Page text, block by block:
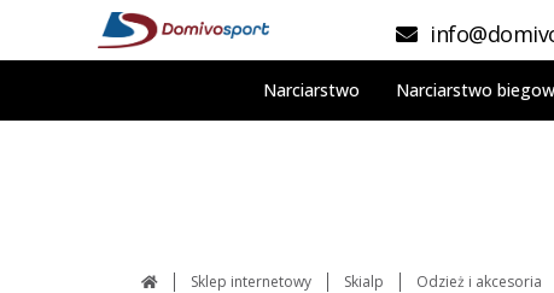
Narciarstwo Narciarstwo
Sklep internetowy Skialp Odzież i akcesoria